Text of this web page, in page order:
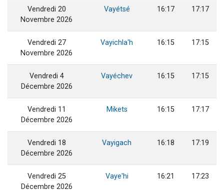
Vendredi 20
Novembre 2026
Vayétsé 16:17 17:17
Vendredi 27
Novembre 2026
Vayichla'h 16:15 17:15
Vendredi 4
Décembre 2026
Vayéchev 16:15 17:15
Vendredi 11
Décembre 2026
Mikets 16:15 17:17
Vendredi 18
Décembre 2026
Vayigach 16:18 17:19
Vendredi 25
Décembre 2026
Vaye'hi 16:21 17:23